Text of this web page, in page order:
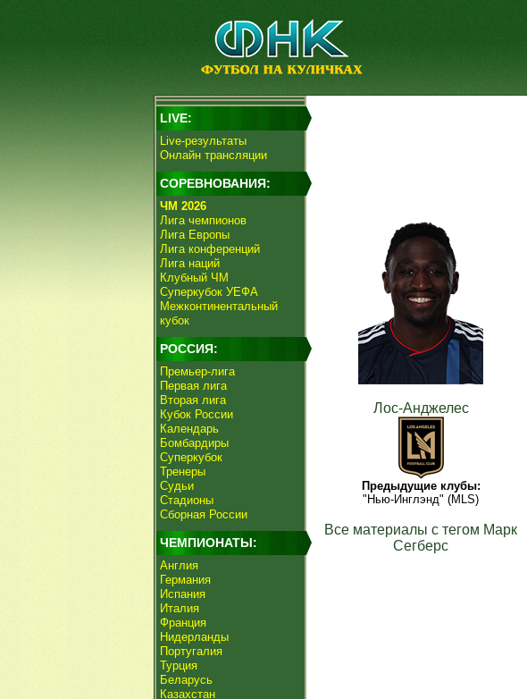
LIVE:
Live-результаты
Онлайн трансляции
СОРЕВНОВАНИЯ:
ЧМ 2026
Лига чемпионов
Лига Европы
Лига конференций
Лига наций
Клубный ЧМ
Суперкубок УЕФА
Межконтинентальный
кубок
РОССИЯ:
Премьер-лига
Первая лига
Вторая лига
Кубок России
Календарь
Бомбардиры
Суперкубок
Тренеры
Судьи
Стадионы
Сборная России
ЧЕМПИОНАТЫ:
Англия
Германия
Испания
Италия
Франция
Нидерланды
Португалия
Турция
Беларусь
Казахстан
Лос-Анджелес
Предыдущие клубы:
"Нью-Инглэнд" (MLS)
Все материалы с тегом Марк
Сегберс